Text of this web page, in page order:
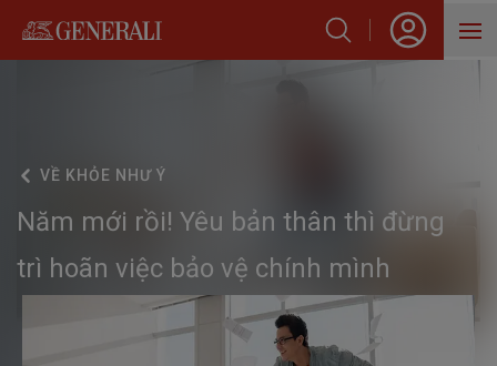
VỀ KHỎE NHƯ Ý
Năm mới rồi! Yêu bản thân thì đừng
trì hoãn việc bảo vệ chính mình